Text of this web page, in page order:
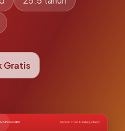
Gratis